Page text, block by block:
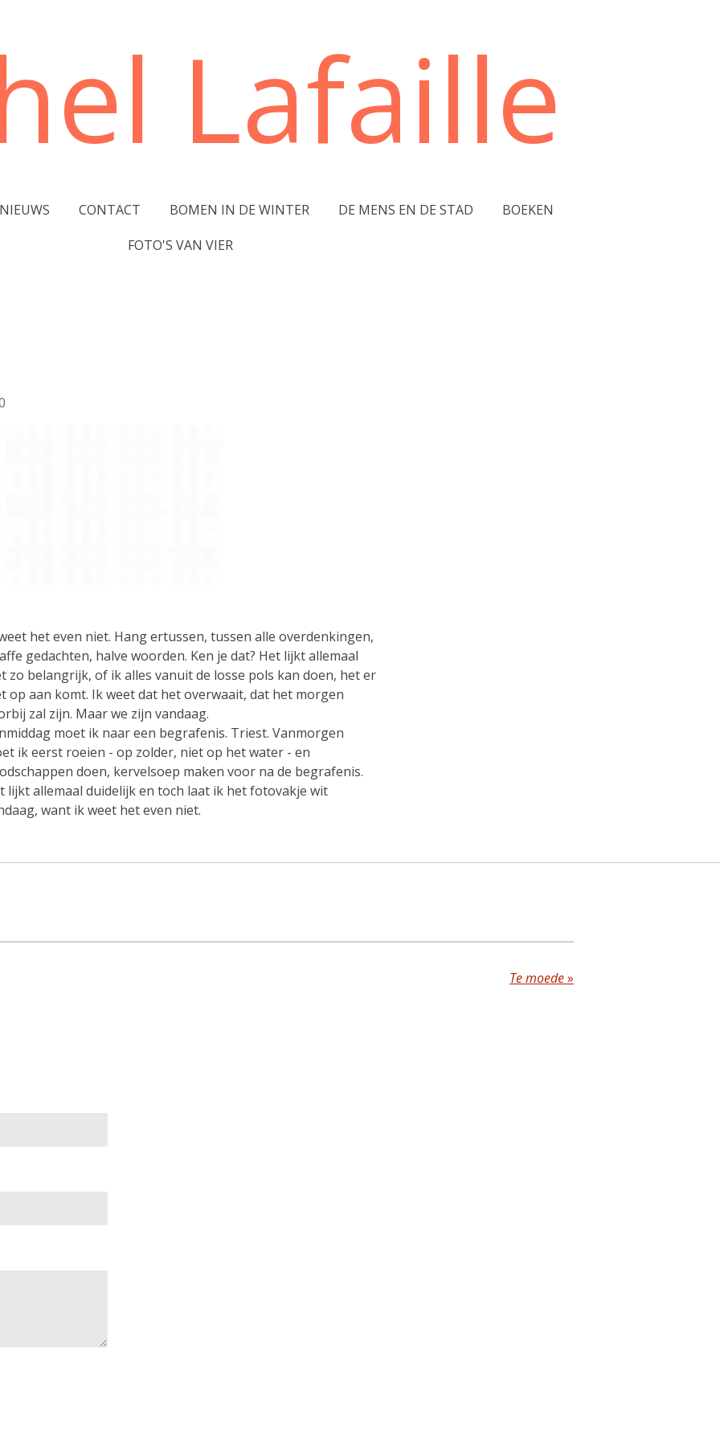
Lafaille
NIEUWS CONTACT BOMEN IN DE WINTER DE MENS EN DE STAD
BOEKEN
FOTO'S VAN VIER
het even niet. Hang ertussen, tussen alle overdenkingen,
gedachten, halve woorden. Ken je dat? Het lijkt allemaal
zo belangrijk, of ik alles vanuit de losse pols kan doen, het er
op aan komt. Ik weet dat het overwaait, dat het morgen
zal zijn. Maar we zijn vandaag.
moet ik naar een begrafenis. Triest. Vanmorgen
ik eerst roeien - op zolder, niet op het water - en
doen, kervelsoep maken voor na de begrafenis.
lijkt allemaal duidelijk en toch laat ik het fotovakje wit
want ik weet het even niet.
Te moede»